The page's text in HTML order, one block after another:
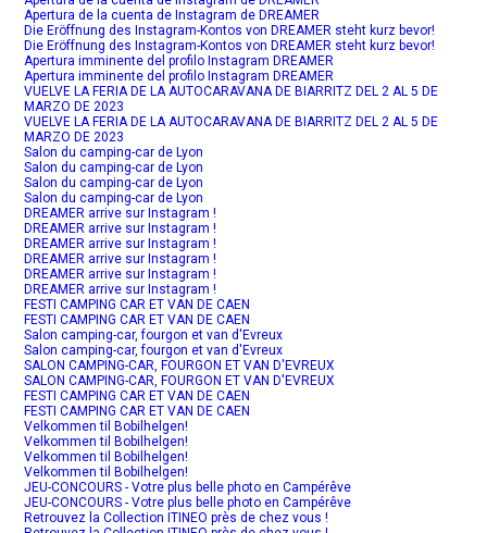
Apertura de la cuenta de Instagram de DREAMER
Die Eröffnung des Instagram-Kontos von DREAMER steht kurz bevor!
Die Eröffnung des Instagram-Kontos von DREAMER steht kurz bevor!
Apertura imminente del profilo Instagram DREAMER
Apertura imminente del profilo Instagram DREAMER
VUELVE LA FERIA DE LA AUTOCARAVANA DE BIARRITZ DEL 2 AL 5 DE
MARZO DE 2023
VUELVE LA FERIA DE LA AUTOCARAVANA DE BIARRITZ DEL 2 AL 5 DE
MARZO DE 2023
Salon du camping-car de Lyon
Salon du camping-car de Lyon
Salon du camping-car de Lyon
Salon du camping-car de Lyon
DREAMER arrive sur Instagram !
DREAMER arrive sur Instagram !
DREAMER arrive sur Instagram !
DREAMER arrive sur Instagram !
DREAMER arrive sur Instagram !
DREAMER arrive sur Instagram !
FESTI CAMPING CAR ET VAN DE CAEN
FESTI CAMPING CAR ET VAN DE CAEN
Salon camping-car, fourgon et van d'Evreux
Salon camping-car, fourgon et van d'Evreux
SALON CAMPING-CAR, FOURGON ET VAN D'EVREUX
SALON CAMPING-CAR, FOURGON ET VAN D'EVREUX
FESTI CAMPING CAR ET VAN DE CAEN
FESTI CAMPING CAR ET VAN DE CAEN
Velkommen til Bobilhelgen!
Velkommen til Bobilhelgen!
Velkommen til Bobilhelgen!
Velkommen til Bobilhelgen!
JEU-CONCOURS - Votre plus belle photo en Campérêve
JEU-CONCOURS - Votre plus belle photo en Campérêve
Retrouvez la Collection ITINEO près de chez vous !